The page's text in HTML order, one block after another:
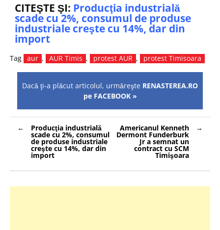
CITEŞTE ŞI: Producţia industrială
scade cu 2%, consumul de produse
industriale creşte cu 14%, dar din
import
Tag aur , AUR Timis , protest AUR , protest Timisoara
Dacă ţi-a plăcut articolul, urmăreşte RENASTEREA.RO
pe FACEBOOK »
Navigare
în
articole
Producţia industrială
scade cu 2%, consumul
de produse industriale
creşte cu 14%, dar din
import
Americanul Kenneth
Dermont Funderburk
Jr a semnat un
contract cu SCM
Timişoara